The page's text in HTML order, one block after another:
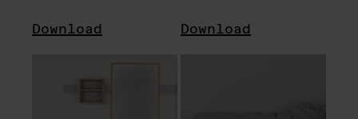
Download Download